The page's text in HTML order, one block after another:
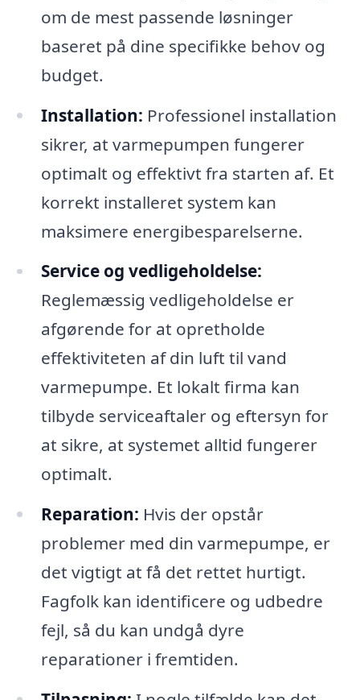
om de mest passende løsninger
baseret på dine specifikke behov og
budget.
Installation: Professionel installation
sikrer, at varmepumpen fungerer
optimalt og effektivt fra starten af. Et
korrekt installeret system kan
maksimere energibesparelserne.
Service og vedligeholdelse:
Reglemæssig vedligeholdelse er
afgørende for at opretholde
effektiviteten af din luft til vand
varmepumpe. Et lokalt firma kan
tilbyde serviceaftaler og eftersyn for
at sikre, at systemet alltid fungerer
optimalt.
Reparation: Hvis der opstår
problemer med din varmepumpe, er
det vigtigt at få det rettet hurtigt.
Fagfolk kan identificere og udbedre
fejl, så du kan undgå dyre
reparationer i fremtiden.